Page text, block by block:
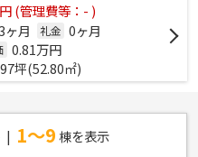
円(管理費等：- )
ヶ月 礼金 0ヶ月
0.81万円
坪(52.80㎡)
1～9棟を表示